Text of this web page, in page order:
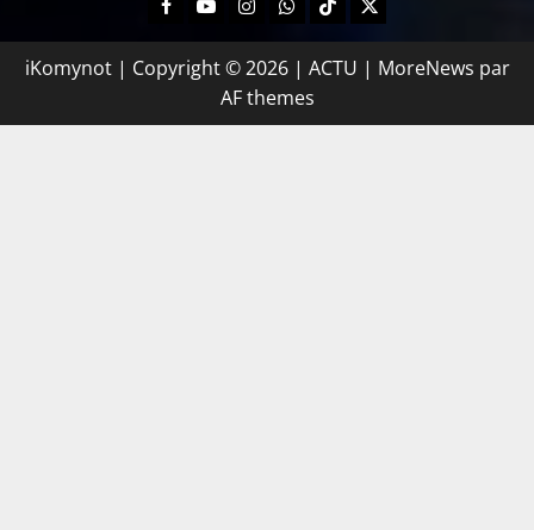
iKomynot | Copyright © 2026 | ACTU | MoreNews par
AF themes